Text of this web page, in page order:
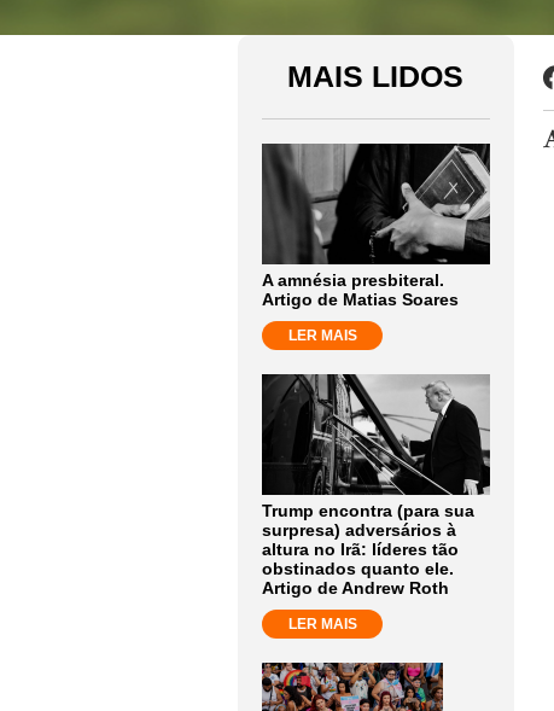
MAIS LIDOS
A amnésia presbiteral.
Artigo de Matias Soares
LER MAIS
Trump encontra (para sua
surpresa) adversários à
altura no Irã: líderes tão
obstinados quanto ele.
Artigo de Andrew Roth
LER MAIS